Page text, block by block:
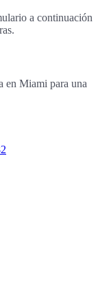
a continuación
en Miami para una